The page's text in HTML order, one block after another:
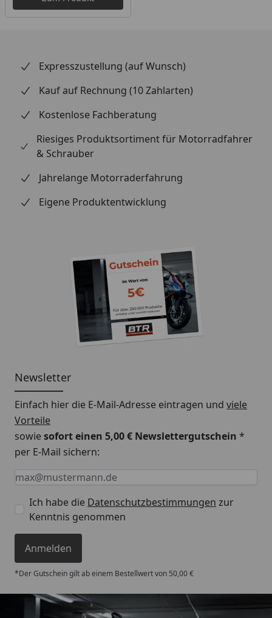
Expresszustellung (auf Wunsch)
Kauf auf Rechnung (10 Zahlarten)
Kostenlose Fachberatung
Riesiges Produktsortiment für Motorradfahrer
& Schrauber
Jahrelange Motorraderfahrung
Eigene Produktentwicklung
Newsletter
Einfach hier die E-Mail-Adresse eintragen und viele
Vorteile
sowiesofort einen 5,00 € Newslettergutschein *
per E-Mail sichern:
Keine Eingabe erforderlich
Eingabe erforderlich
E-Mail *
Ich habe die Datenschutzbestimmungen zur
Kenntnis genommen
Anmelden
*Der Gutschein gilt ab einem Bestellwert von 50,00 €